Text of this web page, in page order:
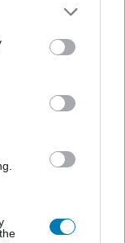
or more Google
You may click to
party tags to
in below Google
is